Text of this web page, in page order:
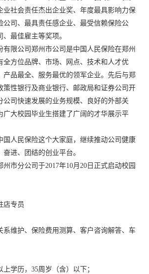
业社会责任杰出企业奖、年度最具影响力保
公司、最具责任感企业、最受信赖保险公
最佳雇主等奖项。
有限公司郑州市公司是中国人民保险在郑州
全方位品牌、市场、网点、技术和人才优
产品最全、服务最优的领军企业。先后与郑
策性银行及商业银行、邮政局和证券公司开
公司快速发展的业务规模、良好的外部关
广大校园毕业生搭建了广阔的才华展示平
国人民保险这个大家庭，继续推动公司健康
进、团结的创业平台。
市分公司于2017年10月20日正式启动校园
店专员
系维护、保险费用测算、客户咨询解答、车
上学历，35周岁（含）以下；